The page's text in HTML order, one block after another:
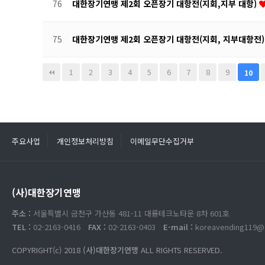
76 대한장기연맹 제2회 오픈장기 대항전(지회,지부 대항)
75 대한장기연맹 제2회 오픈장기 대항전(지회, 지부대항전
1 2 3 4 5 6 7 8 9 10
주요사업 개인정보처리방침 이메일무단수집거부
(사)대한장기연맹
주소 : 서울특별시 금천구 가산동 481-11 대륭테크노타운 8차 601호
TEL : 02-2163-0416 FAX : 02-2163-0403 E-mail :
COPYRIGHT(c) 2018 (사)대한장기연맹 ALL RIGHTS RESERVED.